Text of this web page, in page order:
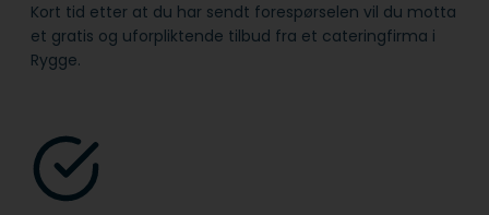
Kort tid etter at du har sendt forespørselen vil du motta
et gratis og uforpliktende tilbud fra et cateringfirma i
Rygge.